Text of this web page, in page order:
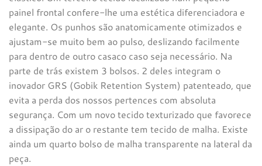
painel frontal confere-lhe uma estética diferenciadora e
elegante. Os punhos são anatomicamente otimizados e
ajustam-se muito bem ao pulso, deslizando facilmente
para dentro de outro casaco caso seja necessário. Na
parte de trás existem 3 bolsos. 2 deles integram o
inovador GRS (Gobik Retention System) patenteado, que
evita a perda dos nossos pertences com absoluta
segurança. Com um novo tecido texturizado que favorece
a dissipação do ar o restante tem tecido de malha. Existe
ainda um quarto bolso de malha transparente na lateral da
peça.